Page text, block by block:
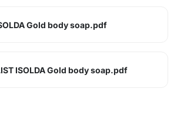
Gold body soap.pdf
ISOLDA Gold body soap.pdf